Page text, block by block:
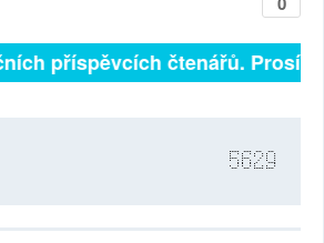
příspěvcích čtenářů.
5629